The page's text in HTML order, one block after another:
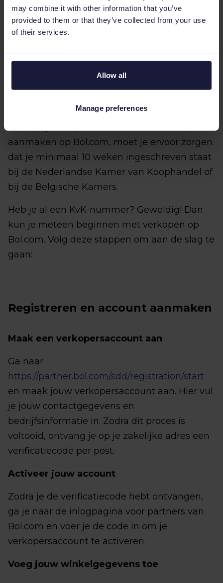
may combine it with other information that you’ve
provided to them or that they’ve collected from your use
of their services.
Allow all
Manage preferences
aanmaken op Bol.com, moet je ervoor zorgen
dat je minimaal 10 weken ingeschreven staat
bij de Nederlandse Kamer van Koophandel of
bij de Belgische Kamers.
Heb je al een KvK-nummer? Geweldig! Dan
kun je meteen beginnen met verkopen op
Bol.com. Volg deze stappen om aan de slag te
gaan:
Registreren en account aanmaken
Maak een verkopersaccount aan
Ga naar
https://partner.bol.com/sdd/registration/start
en maak jouw verkopersaccount aan. Hier vul
je jouw contactgegevens en
bedrijfsinformatie in. Zodra dit proces is
voltooid, ontvang je op je zakelijke adres een
verificatiecode per post.
Activeer jouw account
Zodra je de verificatiecode hebt ontvangen,
ga je naar de inlogpagina voor partners van
Bol.com en voer je de code in om je
verkopersaccount te activeren.
Voeg jouw winkelgegevens toe